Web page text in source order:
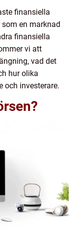
finansiella
en marknad
finansiella
vi att
vad det
hur olika
och investerare.